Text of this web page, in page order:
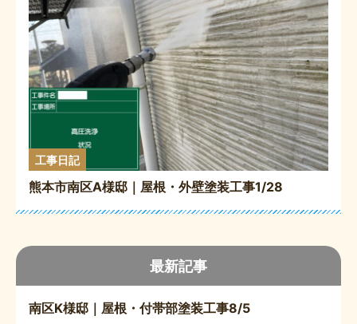
最新記事
南区K様邸｜屋根・付帯部塗装工事8/5
工事日記
熊本市南区A様邸｜屋根・外壁塗装工事1/28